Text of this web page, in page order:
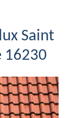
Saint
16230